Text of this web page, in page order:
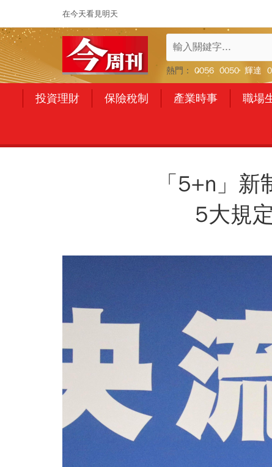
在今天看見明天
熱門： 0056 0050 輝達
投資理財 保險稅制 產業時事 職場
「5+n」
5大規